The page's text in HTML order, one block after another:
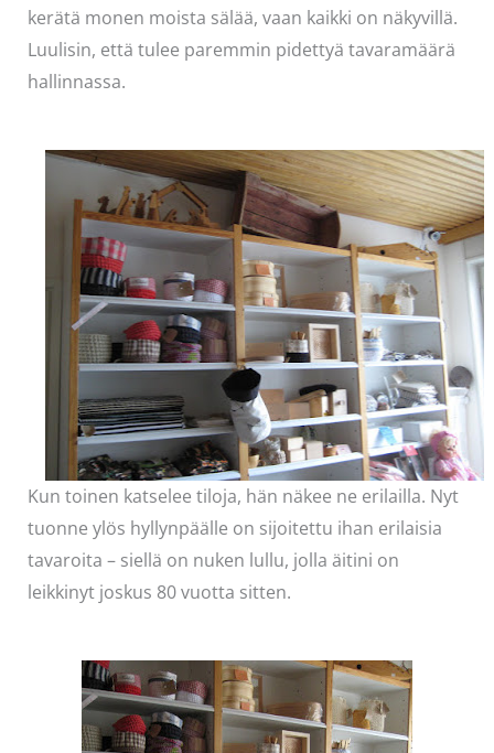
kerätä monen moista sälää, vaan kaikki on näkyvillä.
Luulisin, että tulee paremmin pidettyä tavaramäärä
hallinnassa.
Kun toinen katselee tiloja, hän näkee ne erilailla. Nyt
tuonne ylös hyllynpäälle on sijoitettu ihan erilaisia
tavaroita – siellä on nuken lullu, jolla äitini on
leikkinyt joskus 80 vuotta sitten.